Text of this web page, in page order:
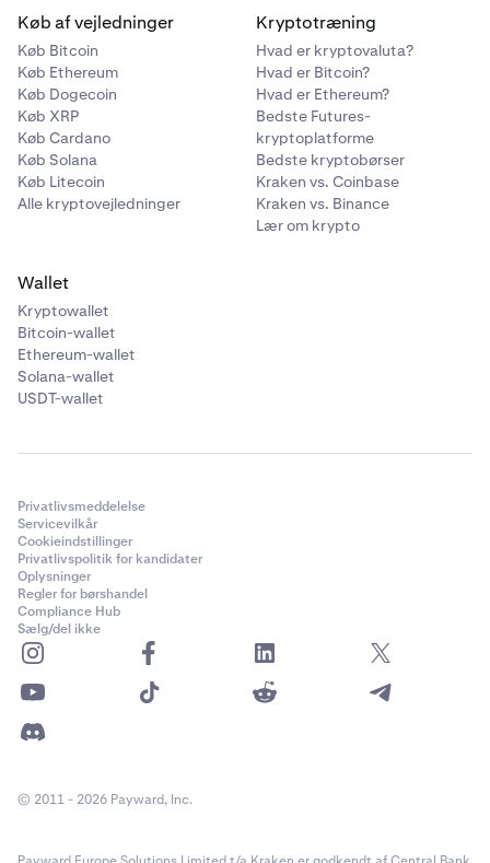
Køb af vejledninger
Køb Bitcoin
Køb Ethereum
Køb Dogecoin
Køb XRP
Køb Cardano
Køb Solana
Køb Litecoin
Alle kryptovejledninger
Kryptotræning
Hvad er kryptovaluta?
Hvad er Bitcoin?
Hvad er Ethereum?
Bedste Futures-
kryptoplatforme
Bedste kryptobørser
Kraken vs. Coinbase
Kraken vs. Binance
Lær om krypto
Wallet
Kryptowallet
Bitcoin-wallet
Ethereum-wallet
Solana-wallet
USDT-wallet
Privatlivsmeddelelse
Servicevilkår
Cookieindstillinger
Privatlivspolitik for kandidater
Oplysninger
Regler for børshandel
Compliance Hub
Sælg/del ikke
© 2011 - 2026 Payward, Inc.